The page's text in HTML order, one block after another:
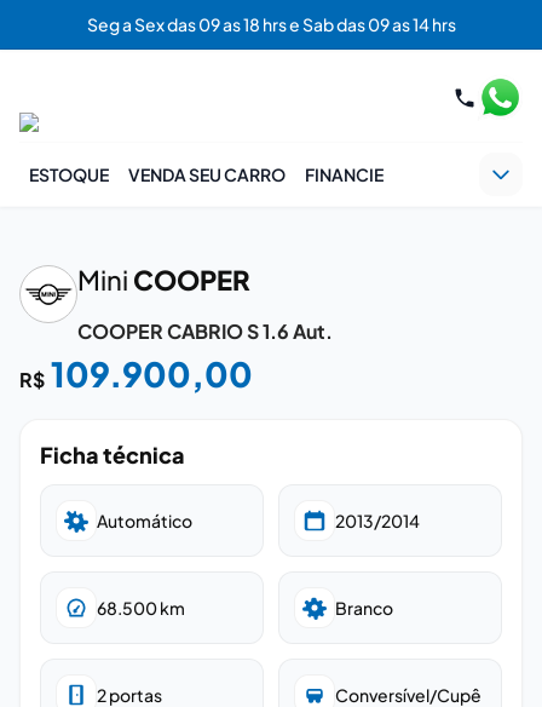
Seg a Sex das 09 as 18 hrs e Sab das 09 as 14 hrs
ESTOQUE VENDA SEU CARRO FINANCIE
Mini COOPER
COOPER CABRIO S 1.6 Aut.
R$ 109.900,00
Ficha técnica
Automático 2013/2014
68.500km Branco
2portas Conversível/Cupê